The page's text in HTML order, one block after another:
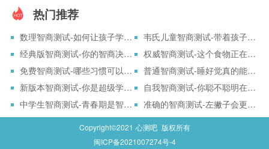
热门推荐
数理智商测试-如何让孩子学好数理思维
韦氏儿童智商测试-带着孩子一起测一测吧！
经典版智商测试-你的智商决定了你的工作能力？
权威智商测试-这个食物正在让你变笨！
免费智商测试-哪些习惯可以让你变成高智商？
普通智商测试-睡好觉真的能变聪明吗？
新版本智商测试-你是超级学霸吗？
自我智商测试-你聪不聪明在此一举！
中学生智商测试-青春期是智力发展的黄金期！
准确的智商测试-左撇子会更聪明吗？
Copyright©2021 心测吧 版权所有
闽ICP备2021007274号-4